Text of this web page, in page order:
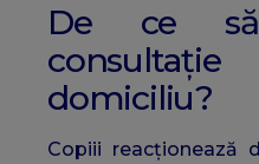
De ce
consultație
domiciliu?
Copiii reacționează